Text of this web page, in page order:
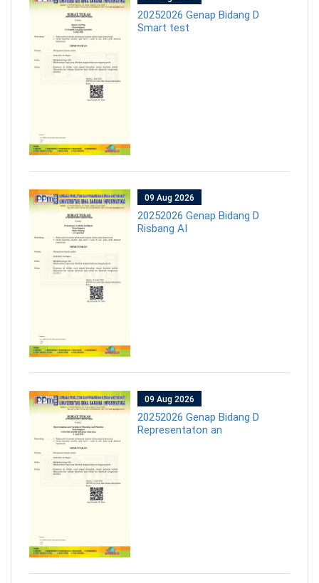
20252026 Genap Bidang D
Smart test
09 Aug 2026
20252026 Genap Bidang D
Risbang AI
09 Aug 2026
20252026 Genap Bidang D
Representaton an